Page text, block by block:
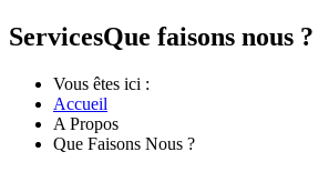
ServicesQue faisons nous ?
Vous êtes ici :
Accueil
A Propos
Que Faisons Nous ?